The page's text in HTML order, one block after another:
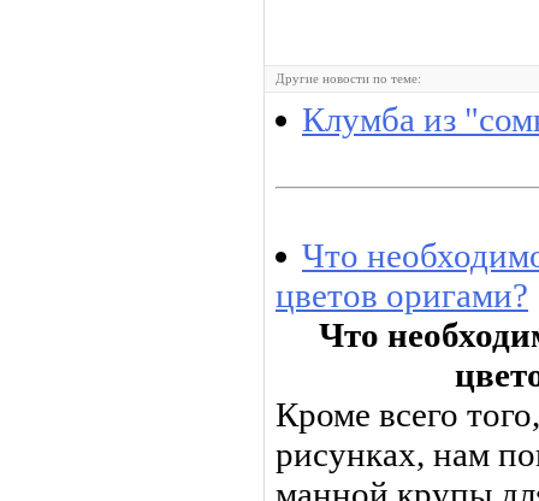
Другие новости по теме:
Клумба из
Что
цветов оригами?
Что
Кроме всего
рисунках, нам